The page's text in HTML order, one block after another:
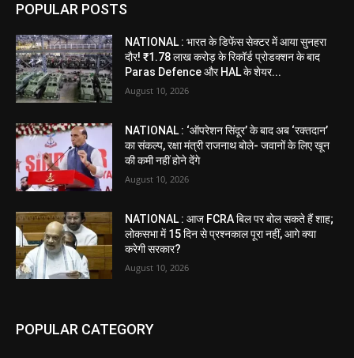
POPULAR POSTS
NATIONAL : भारत के डिफेंस सेक्टर में आया सुनहरा
दौर! ₹1.78 लाख करोड़ के रिकॉर्ड प्रोडक्शन के बाद
Paras Defence और HAL के शेयर...
August 10, 2026
NATIONAL : ‘ऑपरेशन सिंदूर’ के बाद अब ‘रक्तदान’
का संकल्प, रक्षा मंत्री राजनाथ बोले- जवानों के लिए खून
की कमी नहीं होने देंगे
August 10, 2026
NATIONAL : आज FCRA बिल पर बोल सकते हैं शाह;
लोकसभा में 15 दिन से प्रश्नकाल पूरा नहीं, आगे क्या
करेगी सरकार?
August 10, 2026
POPULAR CATEGORY